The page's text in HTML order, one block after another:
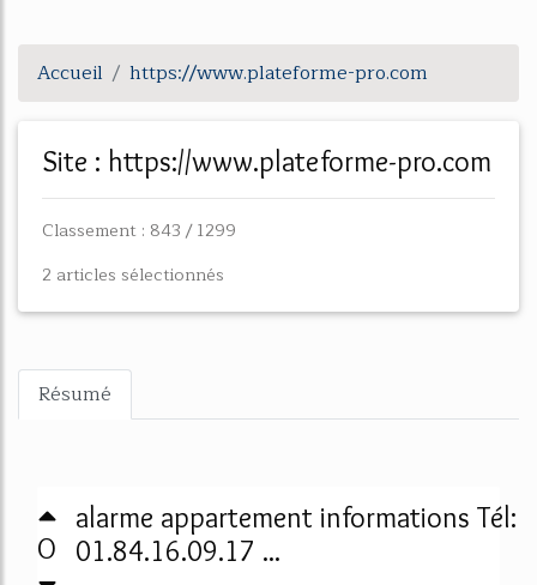
Accueil https://www.plateforme-pro.com
Site : https://www.plateforme-pro.com
Classement : 843 / 1299
2 articles sélectionnés
Résumé
0
alarme appartement informations Tél:
01.84.16.09.17 ...